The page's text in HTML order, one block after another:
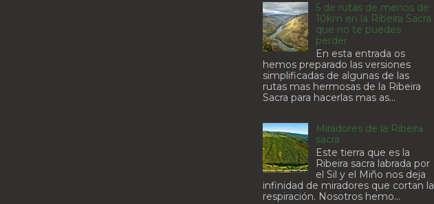
5 de rutas de menos de
10km en la Ribeira Sacra
que no te puedes
perder
En esta entrada os
hemos preparado las versiones
simplificadas de algunas de las
rutas mas hermosas de la Ribeira
Sacra para hacerlas mas as...
Miradores de la Ribeira
sacra
Este tierra que es la
Ribeira sacra labrada por
el Sil y el Miño nos deja
infinidad de miradores que cortan la
respiración. Nosotros hemo...